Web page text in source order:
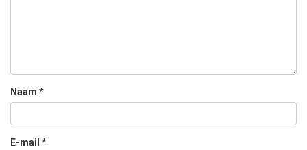
Naam *
E-mail *